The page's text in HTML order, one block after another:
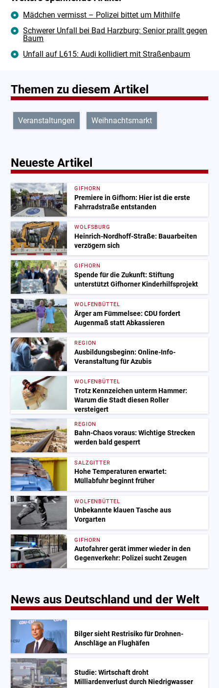
Mädchen vermisst – Polizei bittet um Mithilfe
Schwerer Unfall bei Bad Harzburg: Senior prallt gegen
Baum
Unfall auf L615: Audi kollidiert mit Straßenbaum
Themen zu diesem Artikel
Veranstaltungen Weihnachtsmarkt
Neueste Artikel
GIFHORN
Premiere in Gifhorn: Hier ist die erste
Fahrradstraße entstanden
WOLFSBURG
Heinrich-Nordhoff-Straße: Bauarbeiten
verzögern sich
GIFHORN
Spende für die Zukunft: Stiftung
unterstützt Gifhorner Kinderhilfsprojekt
WOLFENBÜTTEL
Ärger am Fümmelsee: CDU fordert
Augenmaß statt Abkassieren
REGION
Ausbildungsbeginn: Online-Info-
Veranstaltung für Azubis
WOLFENBÜTTEL
Trotz Kennzeichen unterm Hammer:
Warum die Stadt diesen Roller
versteigert
REGION
Bahn-Chaos voraus: Wichtige Strecken
werden bald gesperrt
SALZGITTER
Hohe Temperaturen erwartet:
Müllabfuhr beginnt früher
WOLFENBÜTTEL
Unbekannte klauen Tasche aus
Vorgarten
GIFHORN
Autofahrer gerät immer wieder in den
Gegenverkehr: Polizei sucht Zeugen
News aus Deutschland und der Welt
Bilger sieht Restrisiko für Drohnen-
Anschläge an Flughäfen
Studie: Wirtschaft droht
Milliardenverlust durch Niedrigwasser